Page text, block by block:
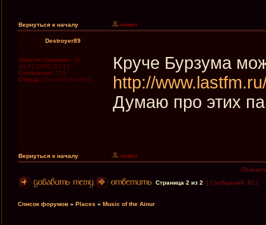
Вернуться к началу
Destroyer89
Зарегистрирован: Пт
16.01.2009, 23:12
Сообщения: 119
Откуда: Сатан-Бутербург
Круче Бурзума
http://
Думаю про этих
Вернуться к началу
Страница 2 из 2 [ Сообщений: 92 ]
Список форумов » Places » Music of the Ainur